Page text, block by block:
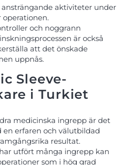
ansträngande aktiviteter under
och noggrann
är också
att det önskade
uppnås.
Sleeve-
i Turkiet
medicinska ingrepp är det
erfaren och välutbildad
resultat.
utfört många ingrepp kan
som i hög grad